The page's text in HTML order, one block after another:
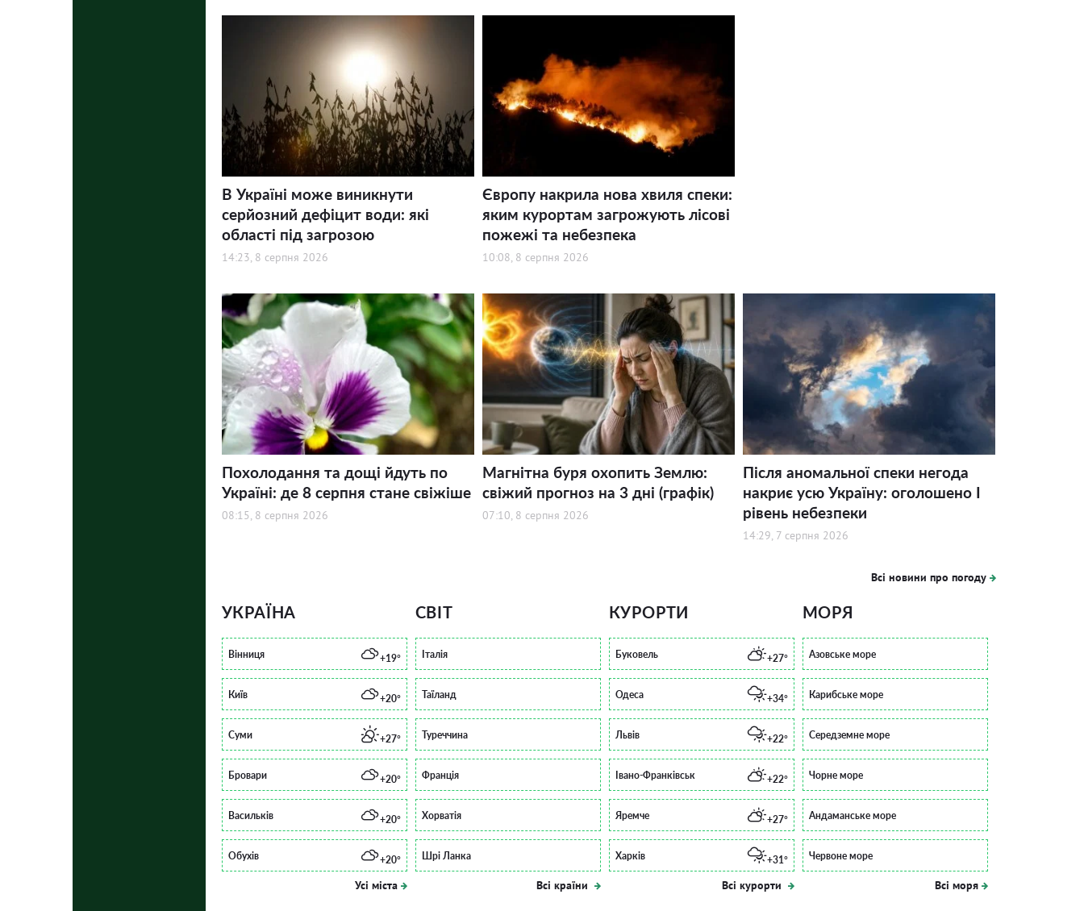
В Україні може виникнути
серйозний дефіцит води: які
області під загрозою
14:23, 8 серпня 2026
Європу накрила нова хвиля спеки:
яким курортам загрожують лісові
пожежі та небезпека
10:08, 8 серпня 2026
Похолодання та дощі йдуть по
Україні: де 8 серпня стане свіжіше
08:15, 8 серпня 2026
Магнітна буря охопить Землю:
свіжий прогноз на 3 дні (графік)
07:10, 8 серпня 2026
Після аномальної спеки негода
накриє усю Україну: оголошено І
рівень небезпеки
14:29, 7 серпня 2026
Всі новини про погоду
УКРАЇНА
Вінниця +19°
Київ +20°
Суми +27°
Бровари +20°
Васильків +20°
Обухів +20°
Усі міста
СВІТ
Італія
Таїланд
Туреччина
Франція
Хорватія
Шрі Ланка
Всі країни
КУРОРТИ
Буковель +27°
Одеса +34°
Львів +22°
Івано-Франківськ +22°
Яремче +27°
Харків +31°
Всі курорти
МОРЯ
Азовське море
Карибське море
Середземне море
Чорне море
Андаманське море
Червоне море
Всі моря